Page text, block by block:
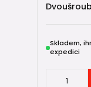
Skladem,
expedici